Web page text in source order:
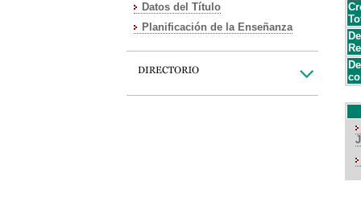
Datos del Título
Planificación de la Enseñanza